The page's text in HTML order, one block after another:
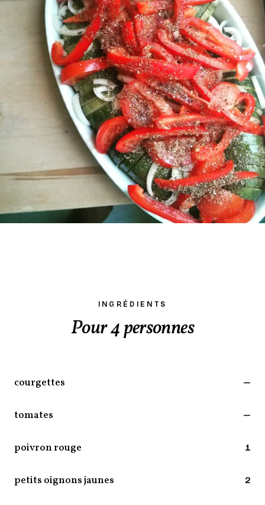
INGRÉDIENTS
Pour 4 personnes
courgettes —
tomates —
poivron rouge 1
petits oignons jaunes 2